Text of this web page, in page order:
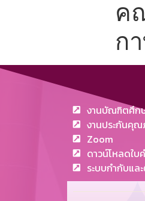
ค
ก
งานบัณฑิตศึก
งานประกันคุ
Zoom
ดาวน์โหลดใบ
ระบบกำกับแล